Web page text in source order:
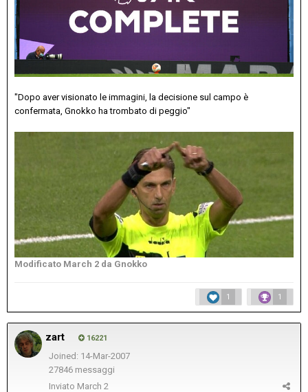
"Dopo aver visionato le immagini, la decisione sul campo è
confermata, Gnokko ha trombato di peggio"
Modificato March 2 da Gnokko
1 1
zart 16221
Joined: 14-Mar-2007
27846 messaggi
Inviato March 2